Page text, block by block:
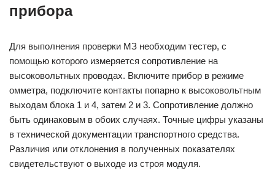
прибора
Для выполнения проверки МЗ необходим тестер, с
помощью которого измеряется сопротивление на
высоковольтных проводах. Включите прибор в режиме
омметра, подключите контакты попарно к высоковольтным
выходам блока 1 и 4, затем 2 и 3. Сопротивление должно
быть одинаковым в обоих случаях. Точные цифры указаны
в технической документации транспортного средства.
Различия или отклонения в полученных показателях
свидетельствуют о выходе из строя модуля.